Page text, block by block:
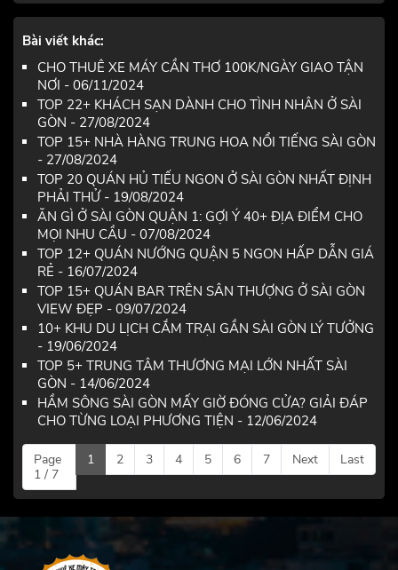
Bài viết khác:
CHO THUÊ XE MÁY CẦN THƠ 100K/NGÀY GIAO TẬN
NƠI - 06/11/2024
TOP 22+ KHÁCH SẠN DÀNH CHO TÌNH NHÂN Ở SÀI
GÒN - 27/08/2024
TOP 15+ NHÀ HÀNG TRUNG HOA NỔI TIẾNG SÀI GÒN
- 27/08/2024
TOP 20 QUÁN HỦ TIẾU NGON Ở SÀI GÒN NHẤT ĐỊNH
PHẢI THỬ - 19/08/2024
ĂN GÌ Ở SÀI GÒN QUẬN 1: GỢI Ý 40+ ĐỊA ĐIỂM CHO
MỌI NHU CẦU - 07/08/2024
TOP 12+ QUÁN NƯỚNG QUẬN 5 NGON HẤP DẪN GIÁ
RẺ - 16/07/2024
TOP 15+ QUÁN BAR TRÊN SÂN THƯỢNG Ở SÀI GÒN
VIEW ĐẸP - 09/07/2024
10+ KHU DU LỊCH CẮM TRẠI GẦN SÀI GÒN LÝ TƯỞNG
- 19/06/2024
TOP 5+ TRUNG TÂM THƯƠNG MẠI LỚN NHẤT SÀI
GÒN - 14/06/2024
HẦM SÔNG SÀI GÒN MẤY GIỜ ĐÓNG CỬA? GIẢI ĐÁP
CHO TỪNG LOẠI PHƯƠNG TIỆN - 12/06/2024
Page
1 / 7
1 2 3 4 5 6 7 Next Last